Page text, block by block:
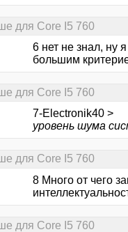
для Core I5 760
6 нет не знал, ну
большим
для Core I5 760
7-Electronik40 >
уровень шума
для Core I5 760
8 Много от чего
для Core I5 760